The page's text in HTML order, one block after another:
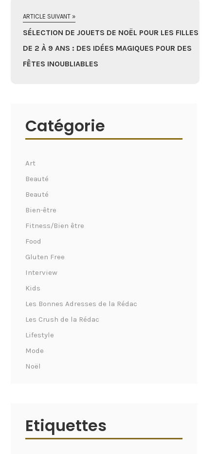
ARTICLE SUIVANT »
SÉLECTION DE JOUETS DE NOËL POUR LES FILLES
DE 2 À 9 ANS : DES IDÉES MAGIQUES POUR DES
FÊTES INOUBLIABLES
Catégorie
Art
Beauté
Beauté
Bien-être
Fitness/Bien être
Food
Gluten Free
Interview
Kids
Les Bonnes Adresses de la Rédac
Les Crush de la Rédac
Lifestyle
Mode
Noël
Etiquettes